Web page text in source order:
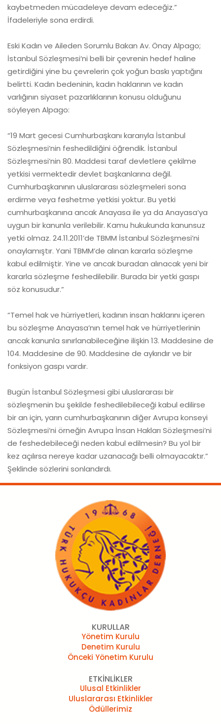
kaybetmeden mücadeleye devam edeceğiz.”
İfadeleriyle sona erdirdi.
Eski Kadın ve Aileden Sorumlu Bakan Av. Önay Alpago;
İstanbul Sözleşmesi’ni belli bir çevrenin hedef haline
getirdiğini yine bu çevrelerin çok yoğun baskı yaptığını
belirtti. Kadın bedeninin, kadın haklarının ve kadın
varlığının siyaset pazarlıklarının konusu olduğunu
söyleyen Alpago:
“19 Mart gecesi Cumhurbaşkanı kararıyla İstanbul
Sözleşmesi’nin feshedildiğini öğrendik. İstanbul
Sözleşmesi’nin 80. Maddesi taraf devletlere çekilme
yetkisi vermektedir devlet başkanlarına değil.
Cumhurbaşkanının uluslararası sözleşmeleri sona
erdirme veya feshetme yetkisi yoktur. Bu yetki
cumhurbaşkanına ancak Anayasa ile ya da Anayasa’ya
uygun bir kanunla verilebilir. Kamu hukukunda kanunsuz
yetki olmaz. 24.11.2011’de TBMM İstanbul Sözleşmesi’ni
onaylamıştır. Yani TBMM’de alınan kararla sözleşme
kabul edilmiştir. Yine ve ancak buradan alınacak yeni bir
kararla sözleşme feshedilebilir. Burada bir yetki gaspı
söz konusudur.”
“Temel hak ve hürriyetleri, kadının insan haklarını içeren
bu sözleşme Anayasa’nın temel hak ve hürriyetlerinin
ancak kanunla sınırlanabileceğine ilişkin 13. Maddesine de
104. Maddesine de 90. Maddesine de aykırıdır ve bir
fonksiyon gaspı vardır.
Bugün İstanbul Sözleşmesi gibi uluslararası bir
sözleşmenin bu şekilde feshedilebileceği kabul edilirse
bir an için, yarın cumhurbaşkanının diğer Avrupa konseyi
Sözleşmesi’ni örneğin Avrupa İnsan Hakları Sözleşmesi’ni
de feshedebileceği neden kabul edilmesin? Bu yol bir
kez açılırsa nereye kadar uzanacağı belli olmayacaktır.”
Şeklinde sözlerini sonlandırdı.
KURULLAR
Yönetim Kurulu
Denetim Kurulu
Önceki Yönetim Kurulu
ETKİNLİKLER
Ulusal Etkinlikler
Uluslararası Etkinlikler
Ödüllerimiz